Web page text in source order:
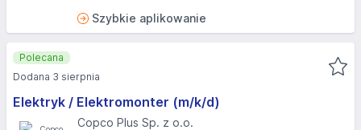
Szybkie aplikowanie
Elektryk / Elektromonter (m/k/d)
Copco Plus Sp. z o.o.
Polecana
Dodana 3 sierpnia